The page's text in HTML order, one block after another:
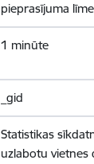
pieprasījuma
1 minūte
_gid
Statistikas
uzlabotu vietnes